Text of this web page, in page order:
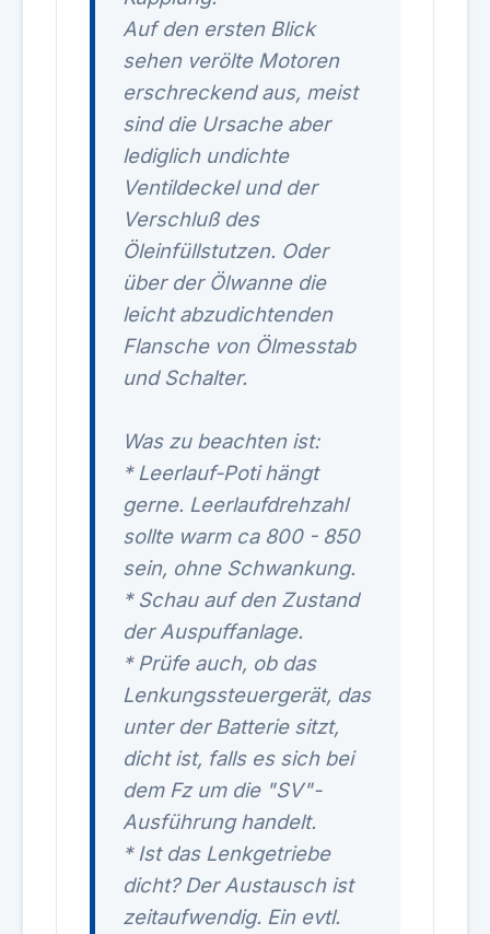
Auf den ersten Blick
sehen verölte Motoren
erschreckend aus, meist
sind die Ursache aber
lediglich undichte
Ventildeckel und der
Verschluß des
Öleinfüllstutzen. Oder
über der Ölwanne die
leicht abzudichtenden
Flansche von Ölmesstab
und Schalter.
Was zu beachten ist:
* Leerlauf-Poti hängt
gerne. Leerlaufdrehzahl
sollte warm ca 800 - 850
sein, ohne Schwankung.
* Schau auf den Zustand
der Auspuffanlage.
* Prüfe auch, ob das
Lenkungssteuergerät, das
unter der Batterie sitzt,
dicht ist, falls es sich bei
dem Fz um die "SV"-
Ausführung handelt.
* Ist das Lenkgetriebe
dicht? Der Austausch ist
zeitaufwendig. Ein evtl.